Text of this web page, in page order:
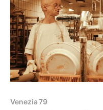
Venezia 79